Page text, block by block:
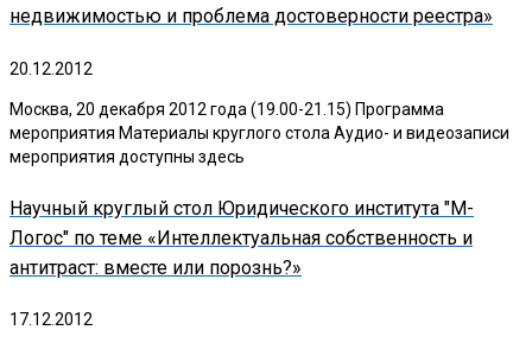
недвижимостью и проблема достоверности реестра»
20.12.2012
Москва, 20 декабря 2012 года (19.00-21.15) Программа
мероприятия Материалы круглого стола Аудио- и видеозаписи
мероприятия доступны здесь
Научный круглый стол Юридического института "М-
Логос" по теме «Интеллектуальная собственность и
антитраст: вместе или порознь?»
17.12.2012